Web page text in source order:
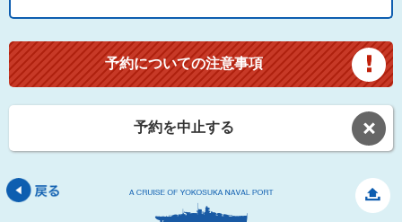
予約についての注意事項
予約を中止する